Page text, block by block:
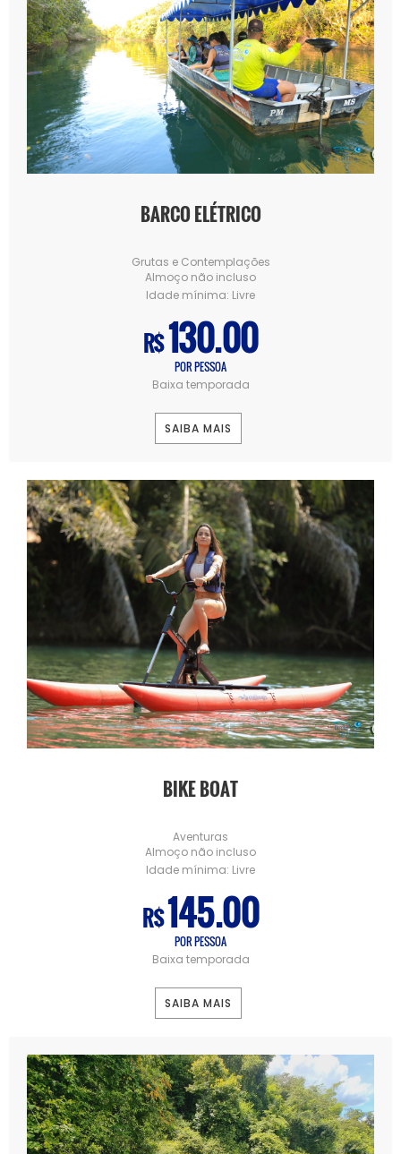
BARCO ELÉTRICO
Grutas e Contemplações
Almoço não incluso
Idade mínima: Livre
R$130.00
POR PESSOA
Baixa temporada
SAIBA MAIS
BIKE BOAT
Aventuras
Almoço não incluso
Idade mínima: Livre
R$145.00
POR PESSOA
Baixa temporada
SAIBA MAIS